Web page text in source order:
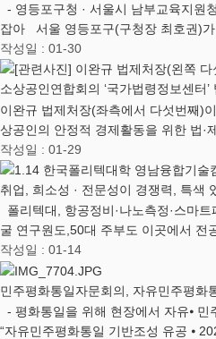
- 영등포구청 · 서울시 남부교육지원
잡아 서울 영등포구(구청장 최호권)
작성일 : 01-30
소상공인연합회의 ‘국가법령정보센터
이완규 법제처장(좌측에서 다섯번째)
상공인의 안정적 경제활동을 위한 법
작성일 : 01-29
취업, 희소성 · 전문성이 경쟁력, 특색
폴리텍대, 항공정비·나노측정·스마
굴 연구원도,50대 주부도 이곳에서
작성일 : 01-14
민주평화통일자문회의, 자유민주평
- 평화통일을 위해 현장에서 자유⦁
“자유민주평화통일 기반조성 유공 ⦁